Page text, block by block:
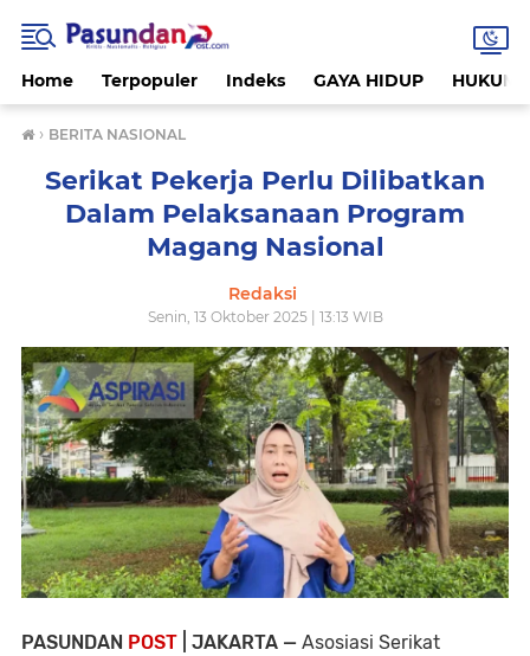
Home Terpopuler Indeks GAYA HIDUP HUKUM
› BERITA NASIONAL
Serikat Pekerja Perlu Dilibatkan
Dalam Pelaksanaan Program
Magang Nasional
Redaksi
Senin, 13 Oktober 2025 | 13:13 WIB
PASUNDAN POST | JAKARTA — Asosiasi Serikat